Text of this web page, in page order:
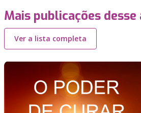
Mais publicações
Ver a lista completa